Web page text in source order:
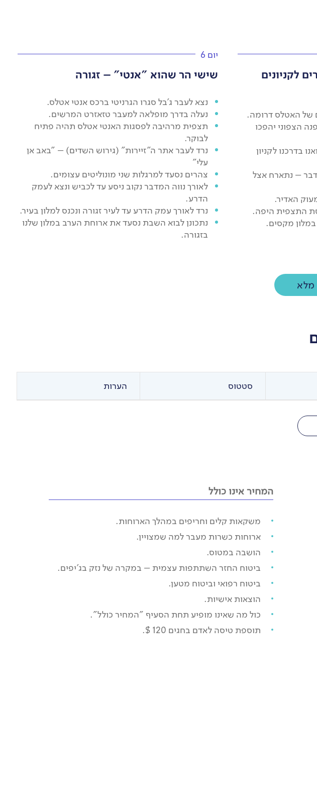
לקניונים
של האטלס דרומה.
הצפוני יהפכו
בדרכנו לקניון
– נתארח אצל
האדיר.
התצפית היפה.
במלון מקסים.
יום 6
שישי הר שהוא "אנטי" – זגורה
נצא לעבר ג'בל סגרו הגרניטי ברכס אנטי אטלס.
נעלה בדרך מופלאה למעבר טזאזרט המרשים.
תצפית מרהיבה לפסגות האנטי אטלס תהיה פתיח
לבוקר.
נרד לעבר אתר ה"זיירות" (גירוש השדים) – "באב אן
עלי"
צהרים נסעד למרגלות שני מונוליטים עצומים.
לאורך נווה המדבר נקוב ניסע עד לכביש ונצא לעמק
הדרע.
נרד לאורך עמק הדרע עד לעיר זגורה ונכנס למלון בעיר.
נתכונן לבוא השבת נסעד את ארוחת הערב במלון שלנו
בזגורה.
בהרבה מים ו…
ילוו אותנו עד
מופלאה, אור רך
נמשיך אל מלחת איריקי העצומה ונראה פטה מורגנה.
המדבר הפתוח עם הפטה מורגנה ילווה אותנו עד
איך מעכלים את
בבית הקברות
ברבר" וכל
יום 12
בחזרה הביתה
בבוקר נקום לבוקר רגוע בעיר האדומה.
מלא
סטטוס הערות
המחיר אינו כולל
משקאות קלים וחריפים במהלך הארוחות.
ארוחות כשרות מעבר למה שמצויין.
הושבה במטוס.
ביטוח החזר השתתפות עצמית – במקרה של נזק בג'יפים.
ביטוח רפואי וביטוח מטען.
הוצאות אישיות.
כול מה שאינו מופיע תחת הסעיף "המחיר כולל".
תוספת טיסה לאדם בחגים 120 $.